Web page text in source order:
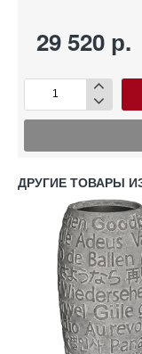
29 520 р.
ДРУГИЕ ТОВАРЫ